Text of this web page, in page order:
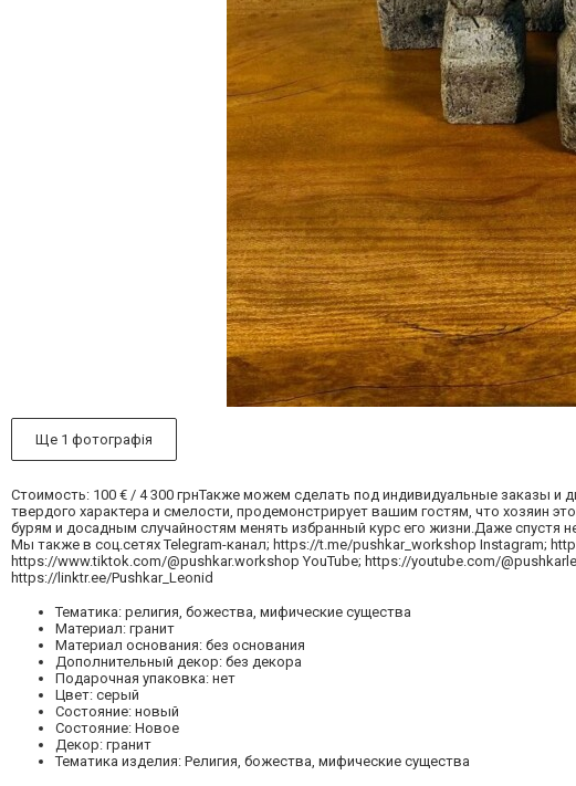
Ще 1 фотографія
Стоимость: 100 € / 4 300 грнТакже можем сделать под индивидуальные заказы
твердого характера и смелости, продемонстрирует вашим гостям, что хозяин
бурям и досадным случайностям менять избранный курс его жизни.Даже спустя
Мы также в соц.сетях Telegram-канал; https://t.me/pushkar_workshop Instagram;
https://www.tiktok.com/@pushkar.workshop YouTube; https://youtube.com/
https://linktr.ee/Pushkar_Leonid
Тематика: религия, божества, мифические существа
Материал: гранит
Материал основания: без основания
Дополнительный декор: без декора
Подарочная упаковка: нет
Цвет: серый
Состояние: новый
Состояние: Новое
Декор: гранит
Тематика изделия: Религия, божества, мифические существа